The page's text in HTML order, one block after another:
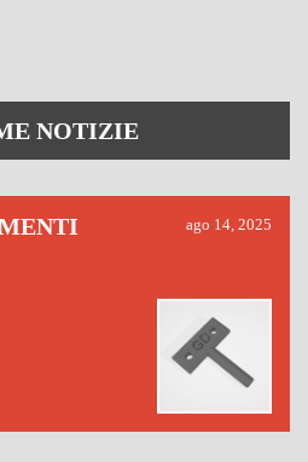
NOTIZIE
ago 14, 2025